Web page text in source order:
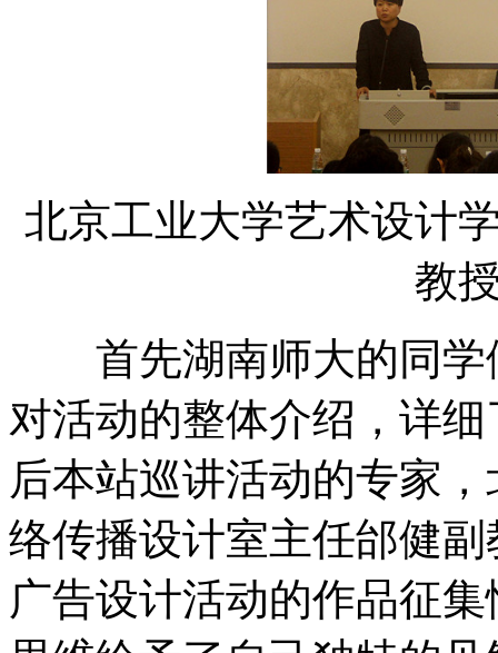
北京工业大学艺术设计
教
首先湖南师大的同学
对活动的整体介绍，详
后本站巡讲活动的专家
络传播设计室主任邰健副
广告设计活动的作品征